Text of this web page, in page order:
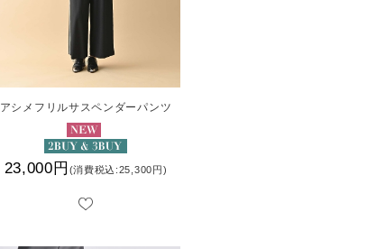
アシメフリルサスペンダーパンツ
23,000円 (消費税込:25,300円)